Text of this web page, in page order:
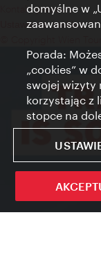
Kontakt prasowy
Ustawienia cookies
domyślne w
Porada:
„cookies” w
swojej wizyty
korzystając z
stopce na